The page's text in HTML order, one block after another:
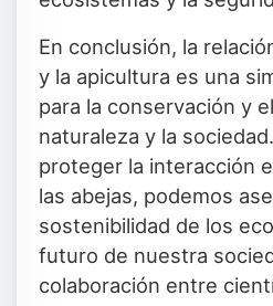
En conclusión, la
y la apicultura es una
para la conservación y
naturaleza y la
proteger la interacción
las abejas, podemos
sostenibilidad de los
futuro de nuestra
colaboración entre